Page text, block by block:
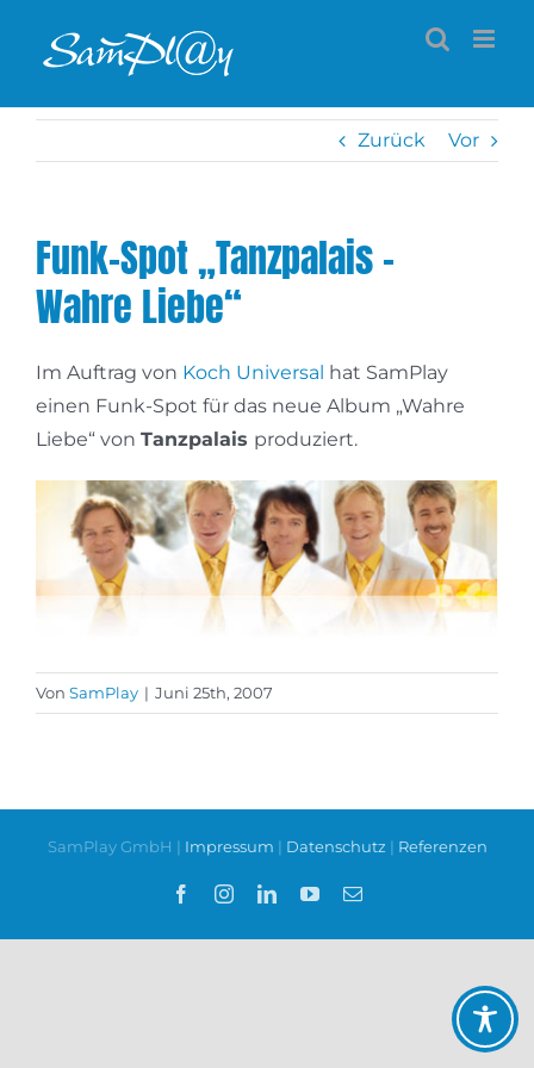
Inhalt
Zurück Vor
Funk-Spot „Tanzpalais –
Wahre Liebe“
Im Auftrag von Koch Universal hat SamPlay
einen Funk-Spot für das neue Album „Wahre
Liebe“ von Tanzpalais produziert.
Von SamPlay | Juni 25th, 2007
SamPlay GmbH | Impressum | Datenschutz | Referenzen
FacebookInstagramLinkedInYouTube
E-